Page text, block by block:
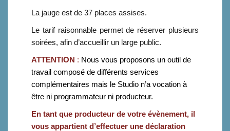
La jauge est de 37 places assises.
Le tarif raisonnable permet de réserver plusieurs
soirées, afin d’accueillir un large public.
ATTENTION : Nous vous proposons un outil de
travail composé de différents services
complémentaires mais le Studio n’a vocation à
être ni programmateur ni producteur.
En tant que producteur de votre évènement, il
vous appartient d’effectuer une déclaration